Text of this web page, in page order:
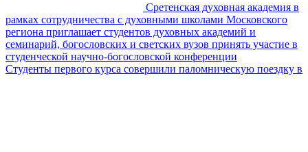
Сретенская духовная академия в
рамках сотрудничества с духовными школами Московского
региона приглашает студентов духовных академий и
семинарий, богословских и светских вузов принять участие в
студенческой научно-богословской конференции
Студенты первого курса совершили паломническую поездку в